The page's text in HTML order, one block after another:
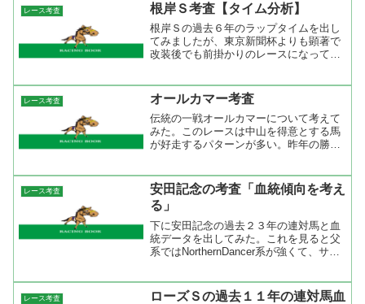
レース考査 根岸Ｓ考査【タイム分析】
根岸Ｓの過去６年のラップタイムを出し
てみましたが、東京新聞杯よりも顕著で
改装後でも前掛かりのレースになってい
競馬の難しさ。過去６年の勝ち馬に共通
する事はないかと探してみ...
レース考査 オールカマー考査
伝統の一戦オールカマーについて考えて
みた。このレースは中山を得意とする馬
が好走するパターンが多い。昨年の勝ち
回。２００７～２００９年まで３連覇し
たマツリダゴッホは中山で８...
レース考査
安田記念の考査「血統傾向を考え
る」
下に安田記念の過去２３年の連対馬と血
統データを出してみた。これを見ると父
系ではNorthernDancer系が強くて、サン
は上位に来ているようですね。...
レース考査
ローズＳの過去１１年の連対馬血